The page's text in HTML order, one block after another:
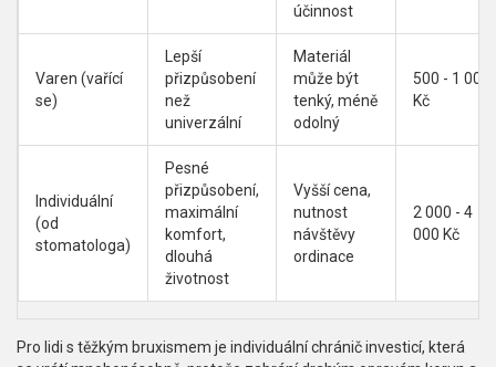
účinnost
Varen (vařící
se)
Lepší
přizpůsobení
než
univerzální
Materiál
může být
tenký, méně
odolný
500 - 1 000
Kč
Individuální
(od
stomatologa)
Pesné
přizpůsobení,
maximální
komfort,
dlouhá
životnost
Vyšší cena,
nutnost
návštěvy
ordinace
2 000 - 4
000 Kč
Pro lidi s těžkým bruxismem je individuální chránič investicí, která